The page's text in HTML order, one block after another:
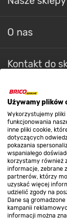
Używamy plików
Wykorzystujemy
funkcjonowania
inne pliki cookie,
dotyczących
pokazania
wspaniałego
korzystamy również
informacje, zebrane
partnerów, którzy
uzyskać więcej
udzielić zgody na
Dane są
kampanii
informacji można
O nas
Kontakt do
Strefa biznesu
Dołącz do nas
Metody płatności